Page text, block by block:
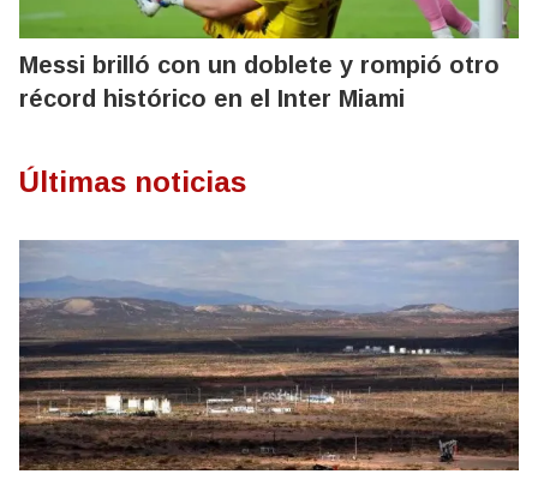
Messi brilló con un doblete y rompió otro
récord histórico en el Inter Miami
Últimas noticias